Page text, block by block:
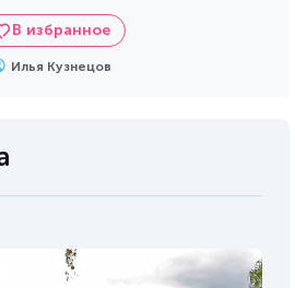
В избранное
Илья Кузнецов